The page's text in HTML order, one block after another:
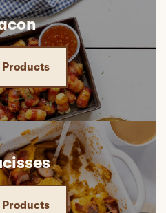
Products
Products